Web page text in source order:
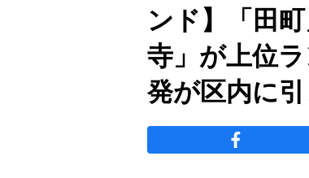
ンド】「田
寺」が上位
発が区内に